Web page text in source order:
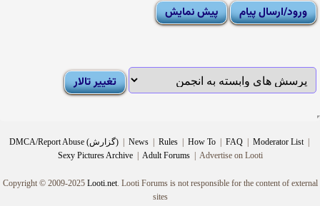
DMCA/Report Abuse (گزارش) News Rules How To FAQ Moderator List
Sexy Pictures Archive
Adult Forums Advertise on Looti
Copyright © 2009-2025 Looti.net. Looti Forums is not responsible for the content of external
sites